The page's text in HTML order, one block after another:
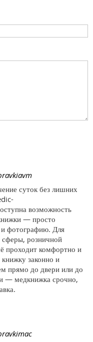
суток без лишних
возможность
— просто
и фотографию. Для
розничной
проходит комфортно и
законно и
прямо до двери или до
— медкнижка срочно,